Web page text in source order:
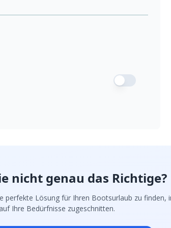
nicht genau das Richtige?
perfekte Lösung für Ihren Bootsurlaub zu finden,
auf Ihre Bedürfnisse zugeschnitten.